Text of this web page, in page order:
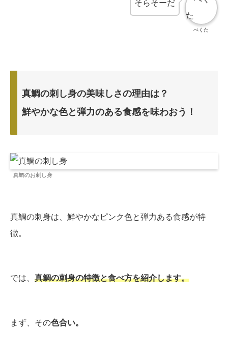
ぺくた
そらそーだ
真鯛の刺し身の美味しさの理由は？
鮮やかな色と弾力のある食感を味わおう！
真鯛のお刺し身
真鯛の刺身は、鮮やかなピンク色と弾力ある食感が特
徴。
では、 真鯛の刺身の特徴と食べ方を紹介します。
まず、その色合い。